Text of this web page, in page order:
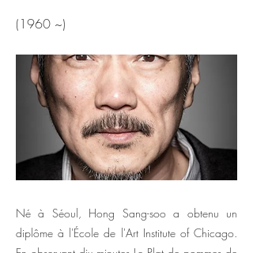
(1960 ~)
Né à Séoul, Hong Sang-soo a obtenu un
diplôme à l'École de l'Art Institute of Chicago.